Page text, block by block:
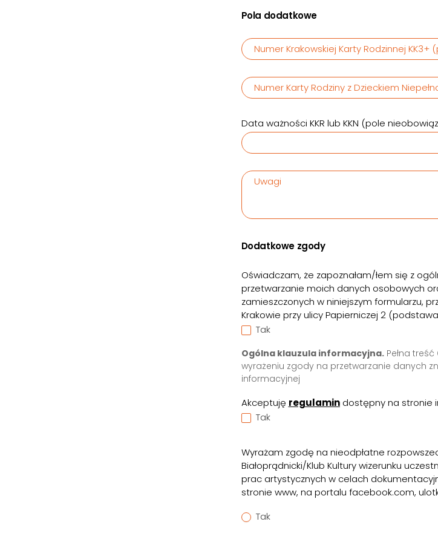
Pola dodatkowe
Numer Krakowskiej Karty Rodzinnej
Numer Karty Rodziny z Dzieckiem
Data ważności KKR lub KKN (pole
Uwagi
Dodatkowe zgody
Oświadczam, że zapoznałam/łem się z
przetwarzanie moich danych osobowych
zamieszczonych w niniejszym formularzu,
Krakowie przy ulicy Papierniczej 2 (podstawa
Tak
Ogólna klauzula informacyjna.Pełna
wyrażeniu zgody na przetwarzanie danych
informacyjnej
Akceptuję regulamindostępny na stronie
Tak
Wyrażam zgodę na nieodpłatne
Białoprądnicki/Klub Kultury wizerunku
prac artystycznych w celach
stronie www, na portalu facebook.com,
Tak